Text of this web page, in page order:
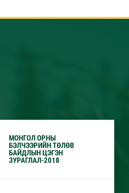
МОНГОЛ ОРНЫ
БЭЛЧЭЭРИЙН ТӨЛӨВ
БАЙДЛЫН ЦЭГЭН
ЗУРАГЛАЛ-2018